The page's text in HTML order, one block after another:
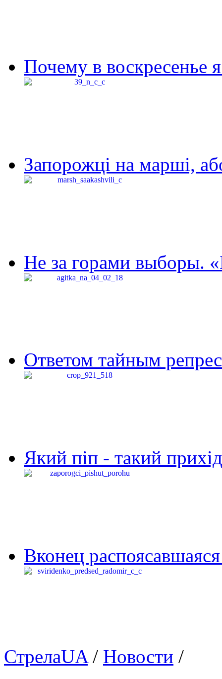
Почему в воскресенье
Запорожці на марші,
Не за горами выборы.
Ответом тайным
Який піп - такий
Вконец
СтрелаUA/ Новости /